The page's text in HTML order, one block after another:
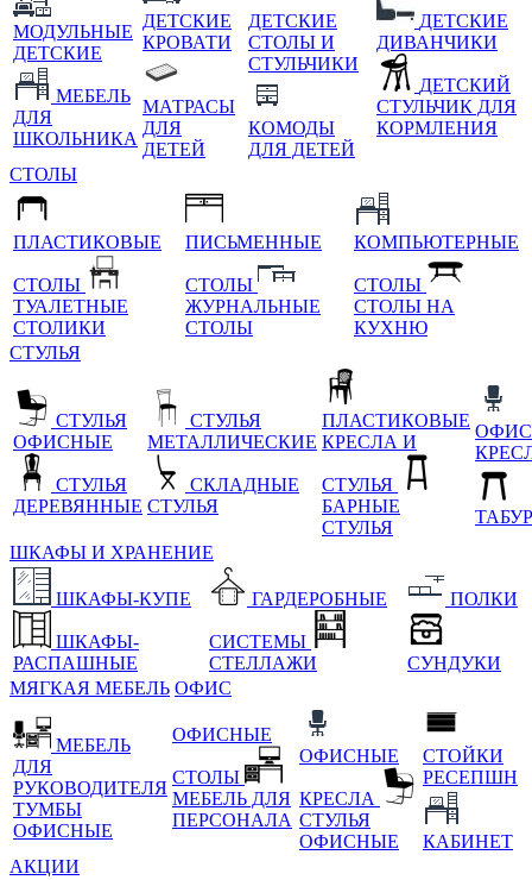
МОДУЛЬНЫЕ
ДЕТСКИЕ
МЕБЕЛЬ
ДЛЯ
ШКОЛЬНИКА
ДЕТСКИЕ
КРОВАТИ
МАТРАСЫ
ДЛЯ
ДЕТЕЙ
ДЕТСКИЕ
СТОЛЫ И
СТУЛЬЧИКИ
КОМОДЫ
ДЛЯ ДЕТЕЙ
ДЕТСКИЕ
ДИВАНЧИКИ
ДЕТСКИЙ
СТУЛЬЧИК ДЛЯ
КОРМЛЕНИЯ
СТОЛЫ
ПЛАСТИКОВЫЕ
СТОЛЫ
ТУАЛЕТНЫЕ
СТОЛИКИ
ПИСЬМЕННЫЕ
СТОЛЫ
ЖУРНАЛЬНЫЕ
СТОЛЫ
КОМПЬЮТЕРНЫЕ
СТОЛЫ
СТОЛЫ НА
КУХНЮ
СТУЛЬЯ
СТУЛЬЯ
ОФИСНЫЕ
СТУЛЬЯ
ДЕРЕВЯННЫЕ
СТУЛЬЯ
МЕТАЛЛИЧЕСКИЕ
СКЛАДНЫЕ
СТУЛЬЯ
ПЛАСТИКОВЫЕ
КРЕСЛА И
СТУЛЬЯ
БАРНЫЕ
СТУЛЬЯ
ШКАФЫ И ХРАНЕНИЕ
ШКАФЫ-КУПЕ
ШКАФЫ-
РАСПАШНЫЕ
ГАРДЕРОБНЫЕ
СИСТЕМЫ
СТЕЛЛАЖИ
ПОЛКИ
СУНДУКИ
МЯГКАЯ МЕБЕЛЬ ОФИС
МЕБЕЛЬ
ДЛЯ
РУКОВОДИТЕЛЯ
ТУМБЫ
ОФИСНЫЕ
ОФИСНЫЕ
СТОЛЫ
МЕБЕЛЬ ДЛЯ
ПЕРСОНАЛА
ОФИСНЫЕ
КРЕСЛА
СТУЛЬЯ
ОФИСНЫЕ
СТОЙКИ
РЕСЕПШН
КАБИНЕТ
АКЦИИ